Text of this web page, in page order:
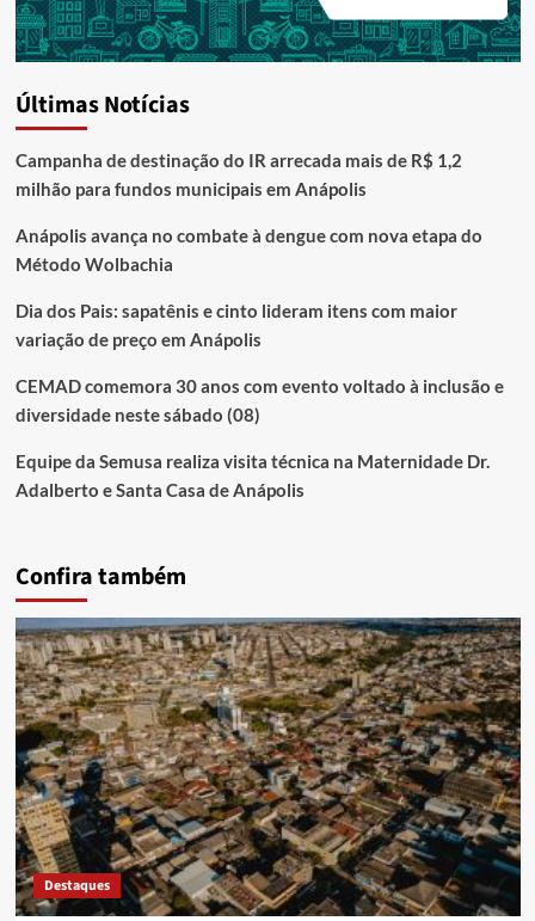
Últimas Notícias
Campanha de destinação do IR arrecada mais de R$ 1,2
milhão para fundos municipais em Anápolis
Anápolis avança no combate à dengue com nova etapa do
Método Wolbachia
Dia dos Pais: sapatênis e cinto lideram itens com maior
variação de preço em Anápolis
CEMAD comemora 30 anos com evento voltado à inclusão e
diversidade neste sábado (08)
Equipe da Semusa realiza visita técnica na Maternidade Dr.
Adalberto e Santa Casa de Anápolis
Confira também
Destaques